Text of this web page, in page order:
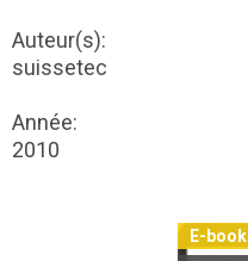
Auteur(s):
suissetec
Année:
2010
E-book